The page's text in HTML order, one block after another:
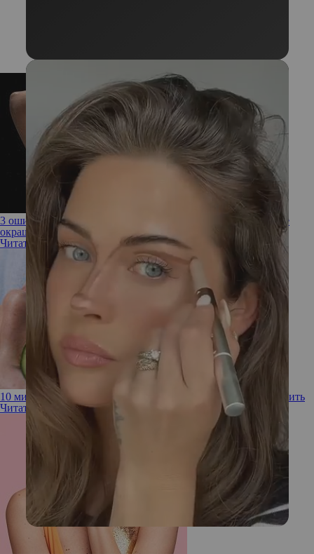
3 ошибки, которые вы допускаете, когда моете голову после
окрашивания
Читать полностью
10 мифов об уходе за кожей, в которые нужно перестать верить
Читать полностью